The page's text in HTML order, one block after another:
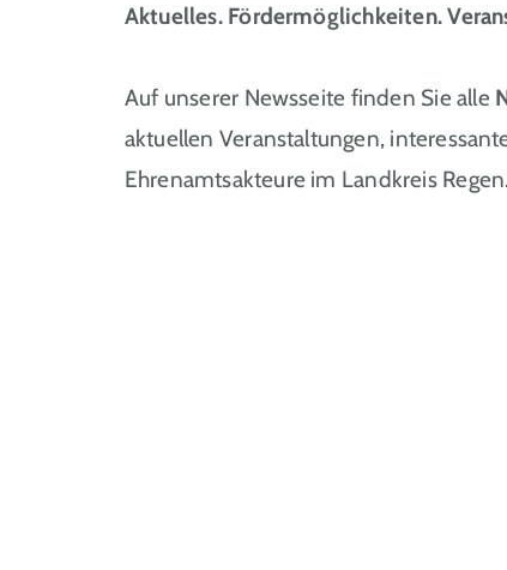
Aktuelles. Fördermöglichkeiten.
Auf unserer Newsseite finden Sie alle
aktuellen Veranstaltungen,
Ehrenamtsakteure im Landkreis Regen.